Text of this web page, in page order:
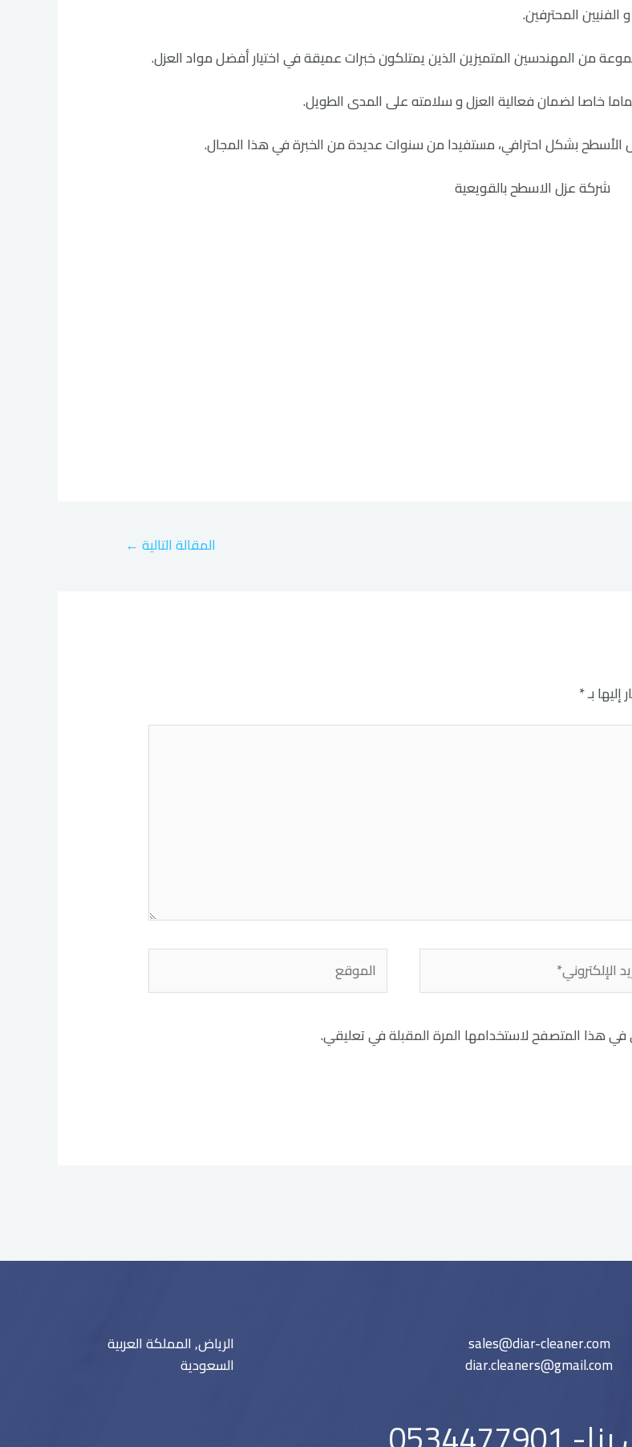
المحترفين.
من المهندسين المتميزين الذين يمتلكون خبرات عميقة في اختيار أفضل مواد العزل.
خاصا لضمان فعالية العزل و سلامته على المدى الطويل.
الأسطح بشكل احترافي، مستفيدا من سنوات عديدة من الخبرة في هذا المجال.
المقالة التالية ←
إليها بـ*
في هذا المتصفح لاستخدامها المرة المقبلة في تعليقي.
sales@diar-cleaner.com
diar.cleaners@gmail.com
الرياض, المملكة العربية
السعودية